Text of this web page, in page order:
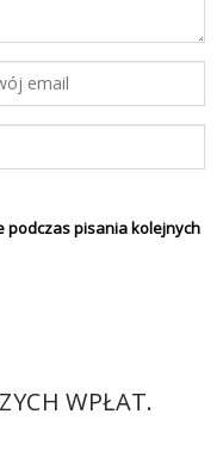
podczas pisania kolejnych
WPŁAT.